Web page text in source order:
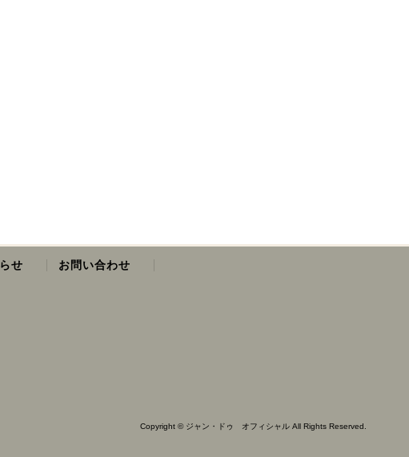
らせ お問い合わせ
Copyright © ジャン・ドゥ オフィシャル All Rights Reserved.